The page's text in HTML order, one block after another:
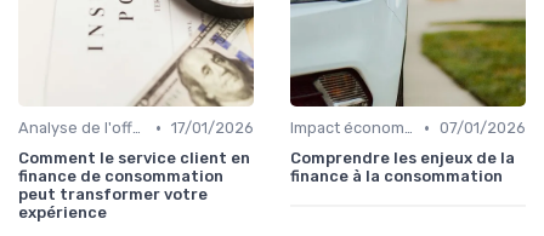
Analyse de l'offre de prêt • 17/01/2026
Comment le service client en
finance de consommation
peut transformer votre
expérience
Impact économique des crédits • 07/01/2026
Comprendre les enjeux de la
finance à la consommation